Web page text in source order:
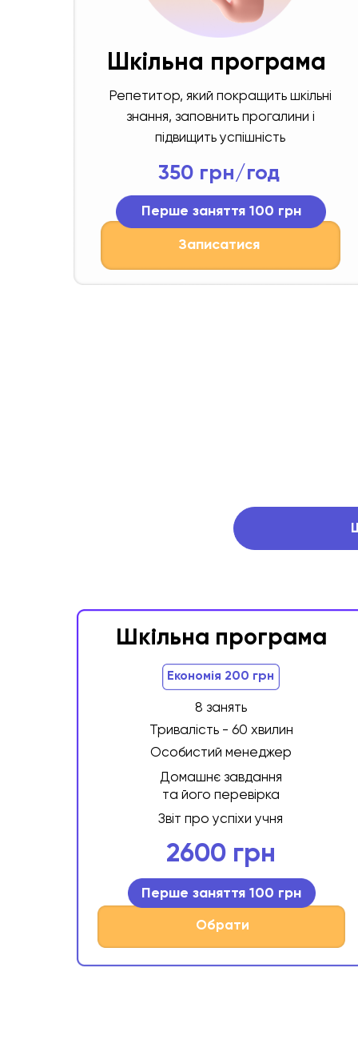
Шкільна програма
Репетитор, який покращить шкільні
знання, заповнить прогалини і
підвищить успішність
350 грн/год
Записатися
Перше заняття 100 грн
Підготовка до
350 грн/45
хв
Записатися
Перше заняття 100 грн
Шкільна програма
2600 грн
Економія 200 грн
8 занять
Тривалість - 60 хвилин
Особистий менеджер
Домашнє завдання
та його перевірка
Звіт про успіхи учня
Обрати
Перше заняття 100 грн